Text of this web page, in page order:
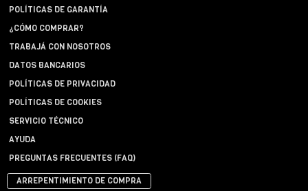
POLÍTICAS DE GARANTÍA
¿CÓMO COMPRAR?
TRABAJÁ CON NOSOTROS
DATOS BANCARIOS
POLÍTICAS DE PRIVACIDAD
POLÍTICAS DE COOKIES
SERVICIO TÉCNICO
AYUDA
PREGUNTAS FRECUENTES (FAQ)
ARREPENTIMIENTO DE COMPRA